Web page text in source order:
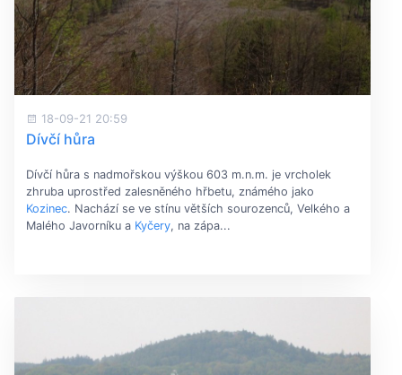
18-09-21 20:59
Dívčí hůra
Dívčí hůra s nadmořskou výškou 603 m.n.m. je vrcholek
zhruba uprostřed zalesněného hřbetu, známého jako
Kozinec. Nachází se ve stínu větších sourozenců, Velkého a
Malého Javorníku a Kyčery, na zápa...